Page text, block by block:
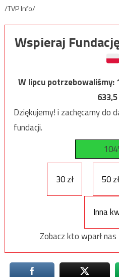
/TVP Info/
Wspieraj
W lipcu potrzebowaliśmy:
633,5
Dziękujemy! i zachęcamy do
fundacji.
30 zł 50 zł
Inna
Zobacz kto wparł